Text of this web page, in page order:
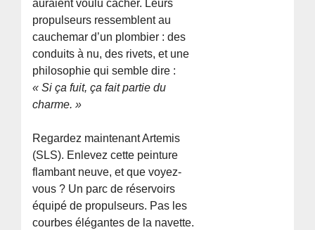
auraient voulu cacher. Leurs
propulseurs ressemblent au
cauchemar d’un plombier : des
conduits à nu, des rivets, et une
philosophie qui semble dire :
« Si ça fuit, ça fait partie du
charme. »
Regardez maintenant Artemis
(SLS). Enlevez cette peinture
flambant neuve, et que voyez-
vous ? Un parc de réservoirs
équipé de propulseurs. Pas les
courbes élégantes de la navette.